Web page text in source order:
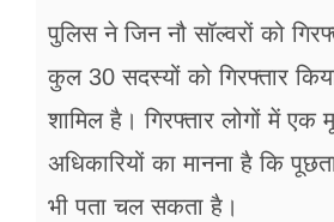
पुलिस ने जिन नौ सॉल्वरों को
कुल 30 सदस्यों को गिरफ्तार
शामिल है। गिरफ्तार लोगों में एक
अधिकारियों का मानना है कि
भी पता चल सकता है।